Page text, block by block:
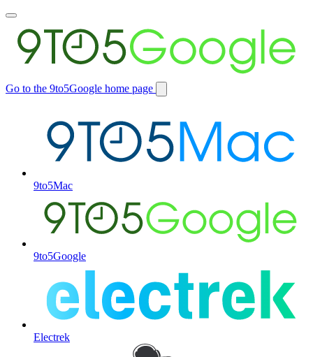
Toggle
main
menu
Go to the 9to5Google home page
Switch
9to5Mac
9to5Google
Electrek